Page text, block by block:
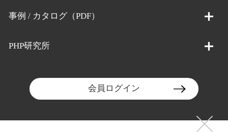
事例 / カタログ（PDF）
PHP研究所
会員ログイン